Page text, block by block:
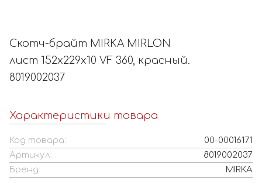
Скотч-брайт MIRKA MIRLON
лист 152x229x10 VF 360, красный.
8019002037
Характеристики товара
Код товара:
00-00016171
Артикул:
8019002037
Бренд:
MIRKA